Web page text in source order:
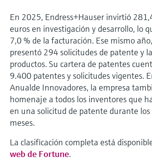
En 2025, Endress+Hauser invirtió
euros en investigación y desarrollo, lo
7,0 % de la facturación. Ese mismo
presentó 294 solicitudes de patente y
productos. Su cartera de patentes
9.400 patentes y solicitudes vigentes.
Anualde Innovadores, la empresa
homenaje a todos los inventores que
en una solicitud de patente durante
meses.
La clasificación completa está
web de Fortune.